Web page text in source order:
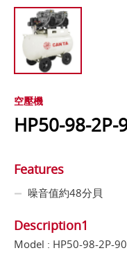
空壓機
HP50-98-
Features
噪音值約48分貝
Description1
Model : HP50-98-2P-